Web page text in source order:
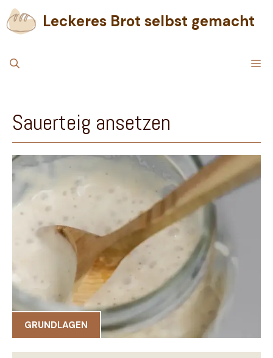
Zum
Inhalt
springen
Leckeres Brot selbst gemacht
Sauerteig ansetzen
GRUNDLAGEN